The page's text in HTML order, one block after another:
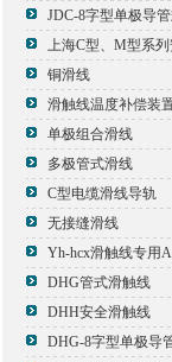
JDC-8字型单极导
上海C型、M型系
铜滑线
滑触线温度补偿装
单极组合滑线
多极管式滑线
C型电缆滑线导轨
无接缝滑线
DHG管式滑触线
DHH安全滑触线
DHG-8字型单极导